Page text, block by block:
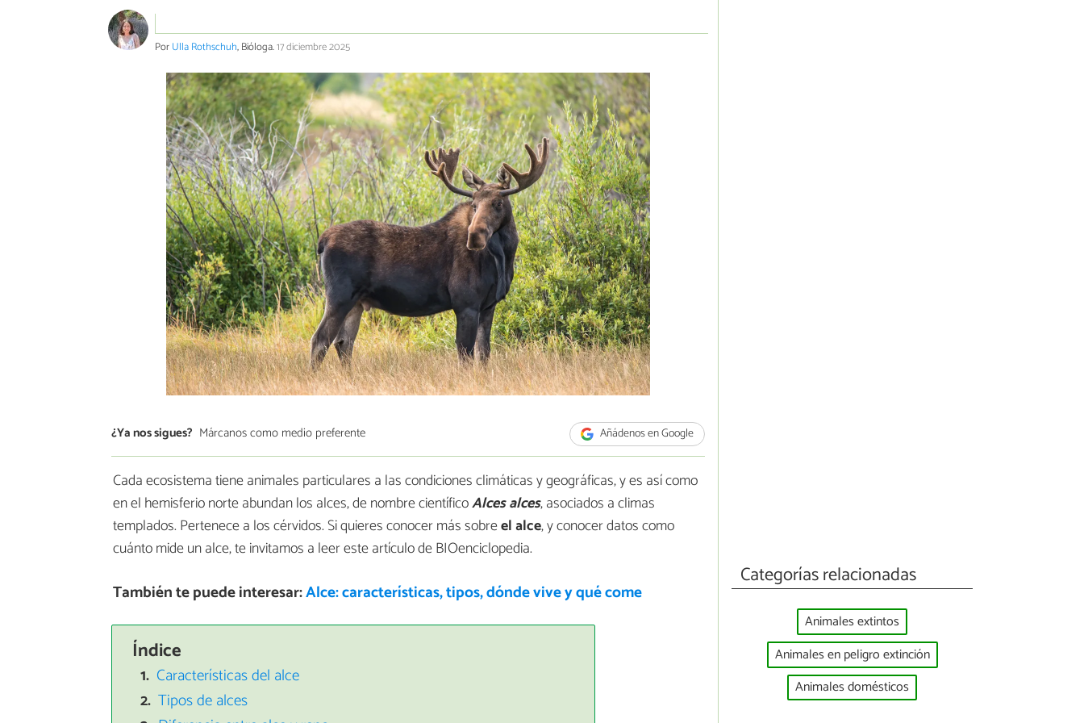
PorUlla Rothschuh, Bióloga.17 diciembre 2025
¿Ya nos sigues? Márcanos como medio preferente Añádenos en Google
Cada ecosistema tiene animales particulares a las condiciones climáticas y geográficas, y es así como
en el hemisferio norte abundan los alces, de nombre científicoAlces alces, asociados a climas
templados. Pertenece a los cérvidos. Si quieres conocer más sobreel alce, y conocer datos como
cuánto mide un alce, te invitamos a leer este artículo de BIOenciclopedia.
También te puede interesar:Alce: características, tipos, dónde vive y qué come
Índice
Características del alce
Tipos de alces
Categorías relacionadas
Animales extintos
Animales en peligro extinción
Animales domésticos